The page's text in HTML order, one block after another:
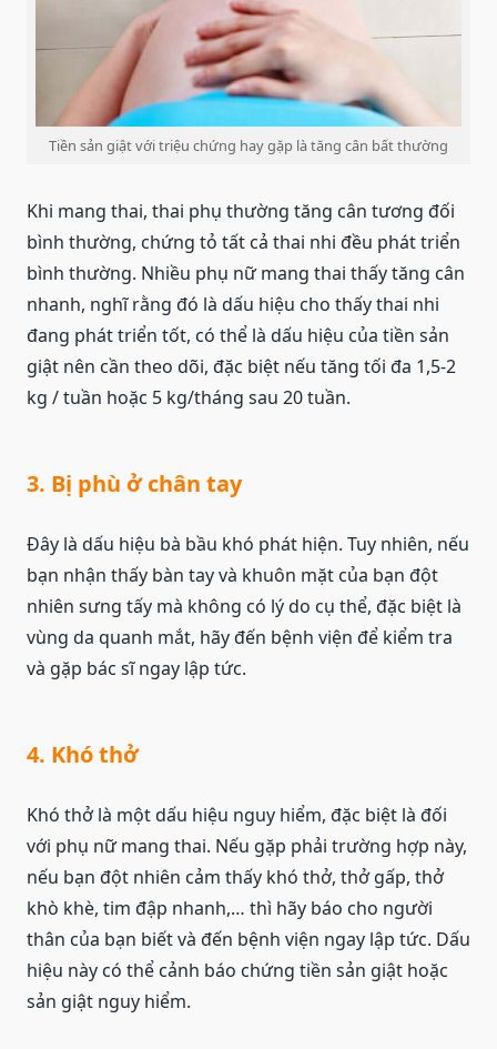
Tiền sản giật với triệu chứng hay gặp là tăng cân bất thường
Khi mang thai, thai phụ thường tăng cân tương đối
bình thường, chứng tỏ tất cả thai nhi đều phát triển
bình thường. Nhiều phụ nữ mang thai thấy tăng cân
nhanh, nghĩ rằng đó là dấu hiệu cho thấy thai nhi
đang phát triển tốt, có thể là dấu hiệu của tiền sản
giật nên cần theo dõi, đặc biệt nếu tăng tối đa 1,5-2
kg / tuần hoặc 5 kg/tháng sau 20 tuần.
3. Bị phù ở chân tay
Đây là dấu hiệu bà bầu khó phát hiện. Tuy nhiên, nếu
bạn nhận thấy bàn tay và khuôn mặt của bạn đột
nhiên sưng tấy mà không có lý do cụ thể, đặc biệt là
vùng da quanh mắt, hãy đến bệnh viện để kiểm tra
và gặp bác sĩ ngay lập tức.
4. Khó thở
Khó thở là một dấu hiệu nguy hiểm, đặc biệt là đối
với phụ nữ mang thai. Nếu gặp phải trường hợp này,
nếu bạn đột nhiên cảm thấy khó thở, thở gấp, thở
khò khè, tim đập nhanh,… thì hãy báo cho người
thân của bạn biết và đến bệnh viện ngay lập tức. Dấu
hiệu này có thể cảnh báo chứng tiền sản giật hoặc
sản giật nguy hiểm.